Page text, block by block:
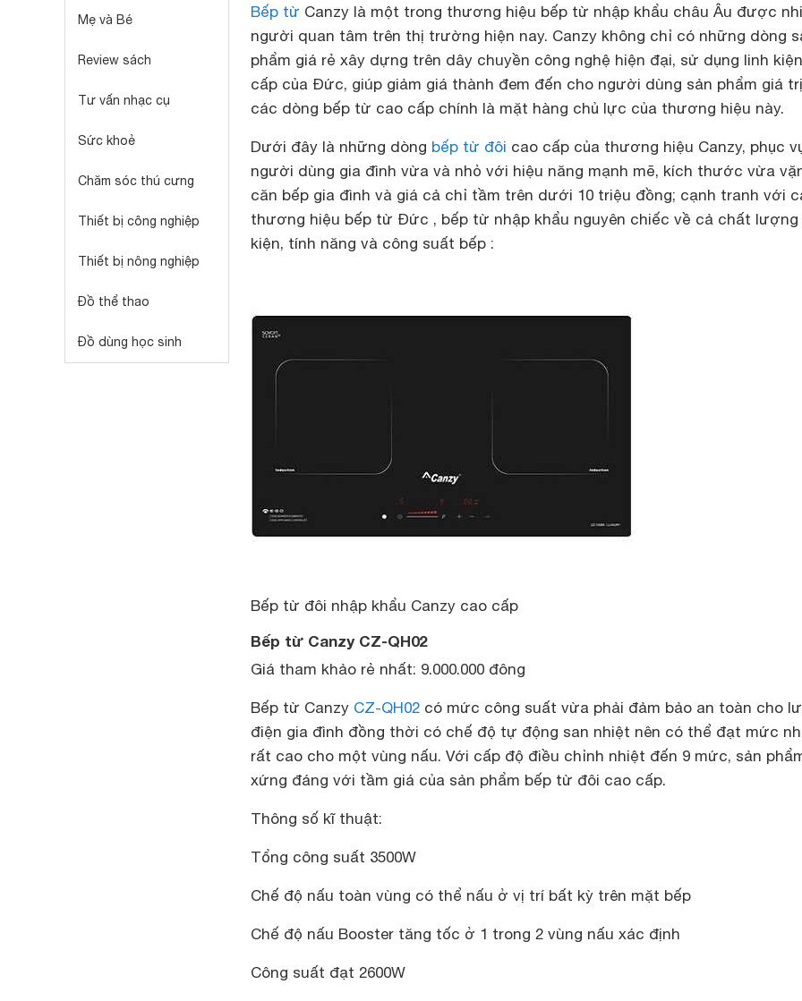
Mẹ và Bé
Review sách
Tư vấn nhạc cụ
Sức khoẻ
Chăm sóc thú cưng
Thiết bị công nghiệp
Thiết bị nông nghiệp
Đồ thể thao
Đồ dùng học sinh
Bếp từ Canzy là một trong thương hiệu bếp từ nhập khẩu châu Âu được
người quan tâm trên thị trường hiện nay. Canzy không chỉ có những dòng
phẩm giá rẻ xây dựng trên dây chuyền công nghệ hiện đại, sử dụng linh
cấp của Đức, giúp giảm giá thành đem đến cho người dùng sản phẩm giá
các dòng bếp từ cao cấp chính là mặt hàng chủ lực của thương hiệu này.
Dưới đây là những dòng bếp từ đôi cao cấp của thương hiệu Canzy, phục
người dùng gia đình vừa và nhỏ với hiệu năng mạnh mẽ, kích thước vừa
căn bếp gia đình và giá cả chỉ tầm trên dưới 10 triệu đồng; cạnh tranh với
thương hiệu bếp từ Đức , bếp từ nhập khẩu nguyên chiếc về cả chất lượng
kiện, tính năng và công suất bếp :
Bếp từ đôi nhập khẩu Canzy cao cấp
Bếp từ Canzy CZ-QH02
Giá tham khảo rẻ nhất: 9.000.000 đông
Bếp từ Canzy CZ-QH02 có mức công suất vừa phải đảm bảo an toàn cho
điện gia đình đồng thời có chế độ tự động san nhiệt nên có thể đạt mức
rất cao cho một vùng nấu. Với cấp độ điều chỉnh nhiệt đến 9 mức, sản
xứng đáng với tầm giá của sản phẩm bếp từ đôi cao cấp.
Thông số kĩ thuật:
Tổng công suất 3500W
Chế độ nấu toàn vùng có thể nấu ở vị trí bất kỳ trên mặt bếp
Chế độ nấu Booster tăng tốc ở 1 trong 2 vùng nấu xác định
Công suất đạt 2600W